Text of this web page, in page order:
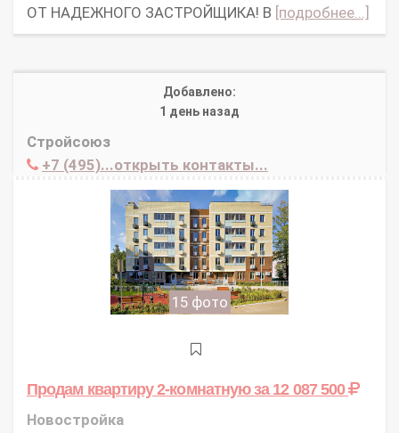
ОТ НАДЕЖНОГО ЗАСТРОЙЩИКА! В [подробнее...]
Добавлено:
1 день назад
Стройсоюз
+7 (495)...открыть контакты...
15 фото
Продам квартиру 2-комнатнуюза 12 087 500
Новостройка